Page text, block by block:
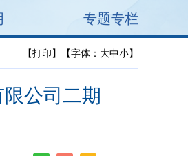
专题专栏
【打印】 【字体： 大中小】
公司二期